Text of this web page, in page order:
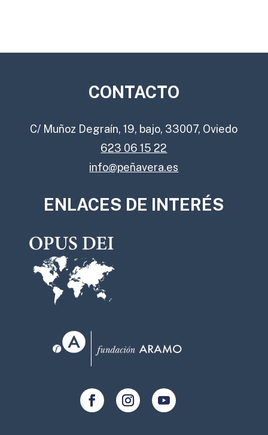
CONTACTO
C/ Muñoz Degraín, 19, bajo, 33007, Oviedo
623 06 15 22
info@peñavera.es
ENLACES DE INTERÉS